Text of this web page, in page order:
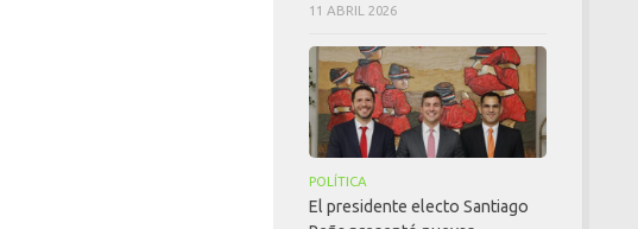
11 ABRIL 2026
POLÍTICA
El presidente electo Santiago